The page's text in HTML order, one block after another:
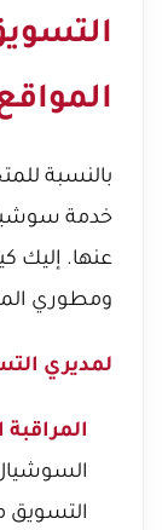
بالنسبة
عنها. إليك
ومطوري
لمديري
السوشيال
التسويق